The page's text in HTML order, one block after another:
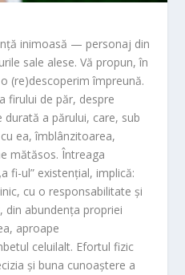
inimoasă — personaj din
sale alese. Vă propun, în
(re)descoperim împreună.
firului de păr, despre
a părului, care, sub
ea, îmblânzitoarea,
mătăsos. Întreaga
fi-ul” existențial, implică:
cu o responsabilitate și
din abundența propriei
aproape
celuilalt. Efortul fizic
și buna cunoaștere a